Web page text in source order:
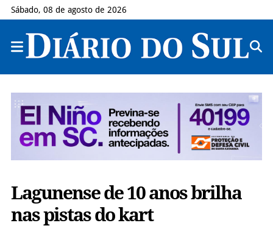
Sábado, 08 de agosto de 2026
Lagunense de 10 anos brilha
nas pistas do kart